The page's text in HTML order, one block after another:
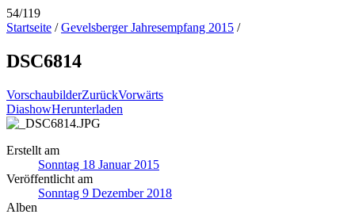
54/119
Startseite /Gevelsberger Jahresempfang 2015 /
DSC6814
VorschaubilderZurückVorwärts
DiashowHerunterladen
Erstellt am
Sonntag 18 Januar 2015
Veröffentlicht am
Sonntag 9 Dezember 2018
Alben